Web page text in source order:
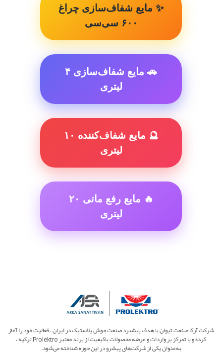
✨ مایع شفاف‌سازی چراغ
۶۰۰ سی‌سی
🚗 مایع شفاف‌سازی ۴
لیتری
🔮 مایع شفاف‌کننده ۱۰
لیتری
🔥 مایع رفع ماتی ۲۰
لیتری
شرکت آرکا صنعت تیوان با هدف پیشبرد صنعت جوش پلاستیک در ایران ، فعالیت خود را آغاز
کرده و با تمرکز بر واردات و عرضه محصولات باکیفیت از برند معتبر Prolektro ترکیه ،
به‌عنوان یکی از شرکت‌های پیشرو در این حوزه شناخته می‌شود.